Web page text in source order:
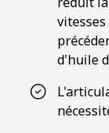
d'huile